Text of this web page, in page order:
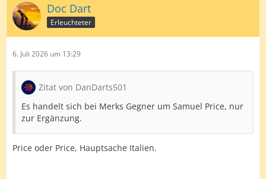
Doc Dart
Erleuchteter
6. Juli 2026 um 13:29
Zitat von DanDarts501
Es handelt sich bei Merks Gegner um Samuel Price, nur
zur Ergänzung.
Price oder Price, Hauptsache Italien.